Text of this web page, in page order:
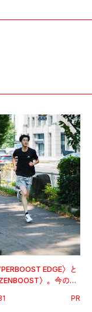
EDGE〉と
〉。今の時
軸。
PR